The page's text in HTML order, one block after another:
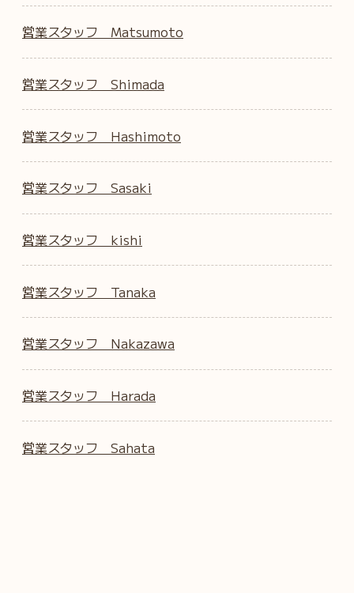
営業スタッフ Matsumoto
営業スタッフ Shimada
営業スタッフ Hashimoto
営業スタッフ Sasaki
営業スタッフ kishi
営業スタッフ Tanaka
営業スタッフ Nakazawa
営業スタッフ Harada
営業スタッフ Sahata